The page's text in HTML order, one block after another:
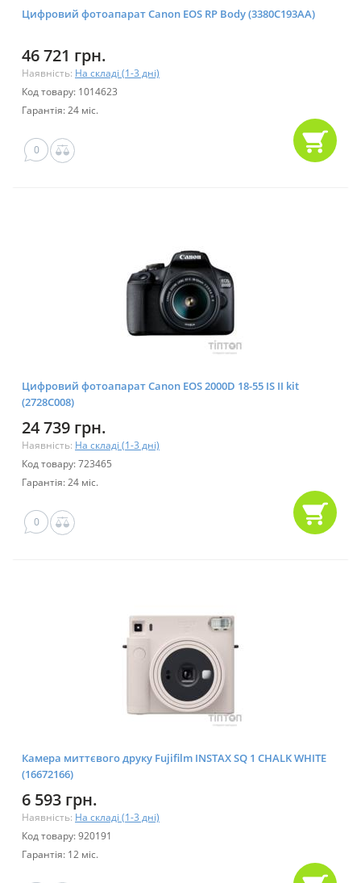
Цифровий фотоапарат Canon EOS RP Body (3380C193AA)
46 721 грн.
Наявність: На складі (1-3 дні)
Код товару: 1014623
Гарантія: 24 міс.
0
Цифровий фотоапарат Canon EOS 2000D 18-55 IS II kit
(2728C008)
24 739 грн.
Наявність: На складі (1-3 дні)
Код товару: 723465
Гарантія: 24 міс.
0
Камера миттєвого друку Fujifilm INSTAX SQ 1 CHALK WHITE
(16672166)
6 593 грн.
Наявність: На складі (1-3 дні)
Код товару: 920191
Гарантія: 12 міс.